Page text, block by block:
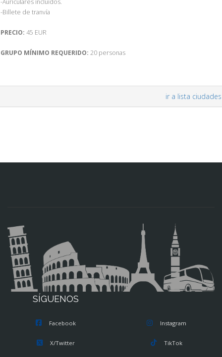
-Billete de tranvía
PRECIO: 45 EUR
GRUPO MÍNIMO REQUERIDO: 20 personas
ir a lista ciudades
SÍGUENOS
Facebook
X/Twitter
Instagram
TikTok